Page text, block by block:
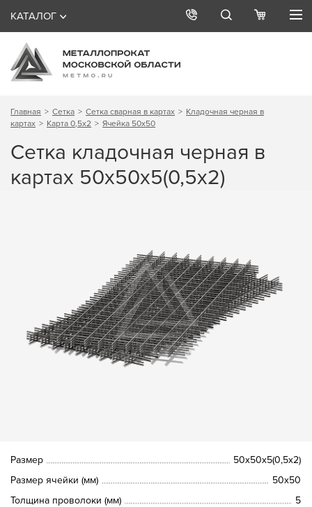
КАТАЛОГ
Главная Сетка Сетка сварная в картах
Кладочная черная в
картах
Карта 0,5х2 Ячейка 50х50
Сетка кладочная черная в
картах 50х50х5(0,5х2)
Размер
50х50х5(0,5х2)
Размер ячейки (мм)
50х50
Толщина проволоки (мм)
5